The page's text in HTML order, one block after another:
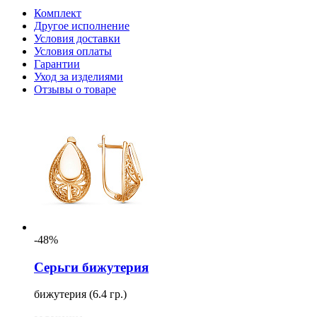
Комплект
Другое исполнение
Условия доставки
Условия оплаты
Гарантии
Уход за изделиями
Отзывы о товаре
-48%
Серьги бижутерия
бижутерия (6.4 гр.)